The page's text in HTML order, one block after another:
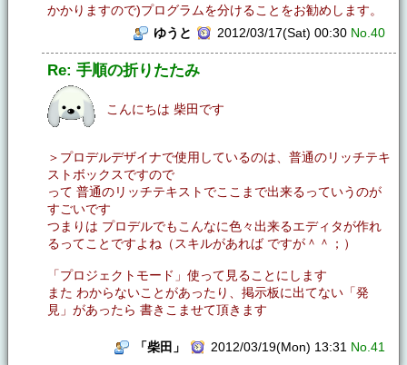
かかりますので)プログラムを分けることをお勧めします。
ゆうと
2012/03/17(Sat) 00:30 No.40
Re: 手順の折りたたみ
こんにちは 柴田です
＞プロデルデザイナで使用しているのは、普通のリッチテキ
ストボックスですので
って 普通のリッチテキストでここまで出来るっていうのが
すごいです
つまりは プロデルでもこんなに色々出来るエディタが作れ
るってことですよね（スキルがあれば ですが＾＾；）
「プロジェクトモード」使って見ることにします
また わからないことがあったり、掲示板に出てない「発
見」があったら 書きこませて頂きます
「柴田」 2012/03/19(Mon) 13:31 No.41